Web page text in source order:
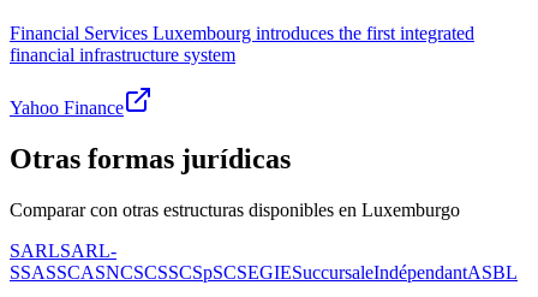
Financial Services Luxembourg introduces the first integrated
financial infrastructure system
Yahoo Finance
Otras formas jurídicas
Comparar con otras estructuras disponibles en Luxemburgo
SARLSARL-
SSASSCASNCSCSSCSpSCSEGIESuccursaleIndépendantASBL